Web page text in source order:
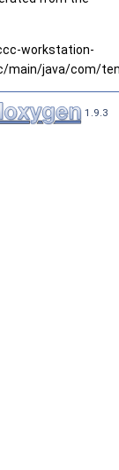
workstation-
java/com/
1.9.3